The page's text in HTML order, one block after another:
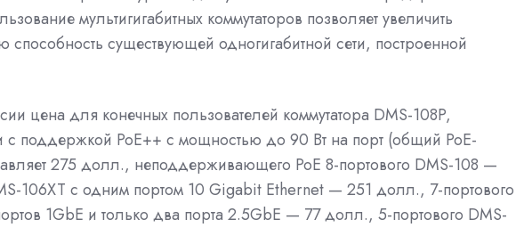
мультигигабитных коммутаторов позволяет увеличить
способность существующей одногигабитной сети, построенной
цена для конечных пользователей коммутатора DMS-108P,
с поддержкой PoE++ с мощностью до 90 Вт на порт (общий PoE-
275 долл., неподдерживающего PoE 8-портового DMS-108 —
106XT с одним портом 10 Gigabit Ethernet — 251 долл., 7-портового
1GbE и только два порта 2.5GbE — 77 долл., 5-портового DMS-